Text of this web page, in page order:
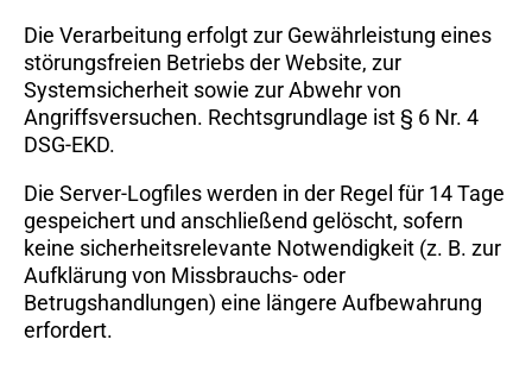
Die Verarbeitung erfolgt zur Gewährleistung eines
störungsfreien Betriebs der Website, zur
Systemsicherheit sowie zur Abwehr von
Angriffsversuchen. Rechtsgrundlage ist § 6 Nr. 4
DSG-EKD.
Die Server-Logfiles werden in der Regel für 14 Tage
gespeichert und anschließend gelöscht, sofern
keine sicherheitsrelevante Notwendigkeit (z. B. zur
Aufklärung von Missbrauchs- oder
Betrugshandlungen) eine längere Aufbewahrung
erfordert.